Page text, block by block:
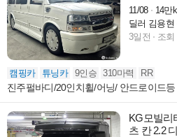
11/08 14만
딜러 김용현
3일전
조회
캠핑카 튜닝카 9인승 310마력 RR
진주펄바디/20인치휠/어닝/ 안드로이드
KG모빌리
츠 칸 2.2